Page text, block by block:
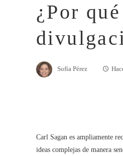
¿Por
Sofía Pérez
Carl Sagan es ampliamente
ideas complejas de manera